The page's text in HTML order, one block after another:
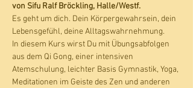
von Sifu Ralf Bröckling, Halle/Westf.
Es geht um dich. Dein Körpergewahrsein, dein
Lebensgefühl, deine Alltagswahrnehmung.
In diesem Kurs wirst Du mit Übungsabfolgen
aus dem Qi Gong, einer intensiven
Atemschulung, leichter Basis Gymnastik, Yoga,
Meditationen im Geiste des Zen und anderen